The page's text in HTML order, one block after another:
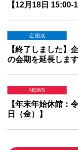
【12月18日 15:00-
企画展
【終了しました】
の会期を延長します
NEWS
【年末年始休館：
日（金）】